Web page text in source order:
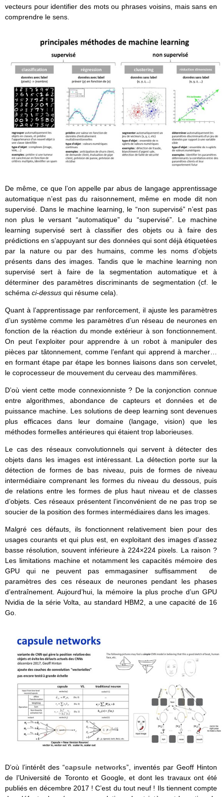
vecteurs pour identifier des mots ou phrases voisins, mais sans en
comprendre le sens.
De même, ce que l’on appelle par abus de langage apprentissage
automatique n’est pas du raisonnement, même en mode dit non
supervisé. Dans le machine learning, le “non supervisé” n’est pas
non plus le versant “automatique” du “supervisé”. Le machine
learning supervisé sert à classifier des objets ou à faire des
prédictions en s’appuyant sur des données qui sont déjà étiquetées
par la nature ou par des humains, comme les noms d’objets
présents dans des images. Tandis que le machine learning non
supervisé sert à faire de la segmentation automatique et à
déterminer des paramètres discriminants de segmentation (cf. le
schéma ci-dessus qui résume cela).
Quant à l’apprentissage par renforcement, il ajuste les paramètres
d’un système comme les paramètres d’un réseau de neurones en
fonction de la réaction du monde extérieur à son fonctionnement.
On peut l’exploiter pour apprendre à un robot à manipuler des
pièces par tâtonnement, comme l’enfant qui apprend à marcher…
en formant étape par étape les bonnes liaisons dans son cervelet,
le coprocesseur de mouvement du cerveau des mammifères.
D’où vient cette mode connexionniste ? De la conjonction connue
entre algorithmes, abondance de capteurs et données et de
puissance machine. Les solutions de deep learning sont devenues
plus efficaces dans leur domaine (langage, vision) que les
méthodes formelles antérieures qui étaient trop laborieuses.
Le cas des réseaux convolutionnels qui servent à détecter des
objets dans les images est intéressant. La détection porte sur la
détection de formes de bas niveau, puis de formes de niveau
intermédiaire comprenant les formes du niveau du dessous, puis
de relations entre les formes de plus haut niveau et de classes
d’objets. Ces réseaux présentent l’inconvénient de ne pas trop se
soucier de la position des formes intermédiaires dans les images.
Malgré ces défauts, ils fonctionnent relativement bien pour des
usages courants et qui plus est, en exploitant des images d’assez
basse résolution, souvent inférieure à 224×224 pixels. La raison ?
Les limitations machine et notamment les capacités mémoire des
GPU qui ne peuvent pas emmagasiner suffisamment de
paramètres des ces réseaux de neurones pendant les phases
d’entraînement. Aujourd’hui, la mémoire la plus proche d’un GPU
Nvidia de la série Volta, au standard HBM2, a une capacité de 16
Go.
D’où l’intérêt des “capsule networks”, inventés par Geoff Hinton
de l’Université de Toronto et Google, et dont les travaux ont été
publiés en décembre 2017 ! C’est du tout neuf ! Ils tiennent compte